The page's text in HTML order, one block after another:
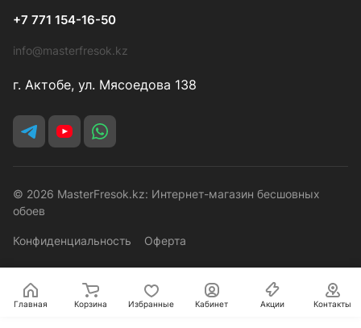
+7 771 154-16-50
info@masterfresok.kz
г. Актобе, ул. Мясоедова 138
© 2026 MasterFresok.kz: Интернет-магазин бесшовных
обоев
Конфиденциальность Оферта
Главная Корзина Избранные Кабинет Акции Контакты